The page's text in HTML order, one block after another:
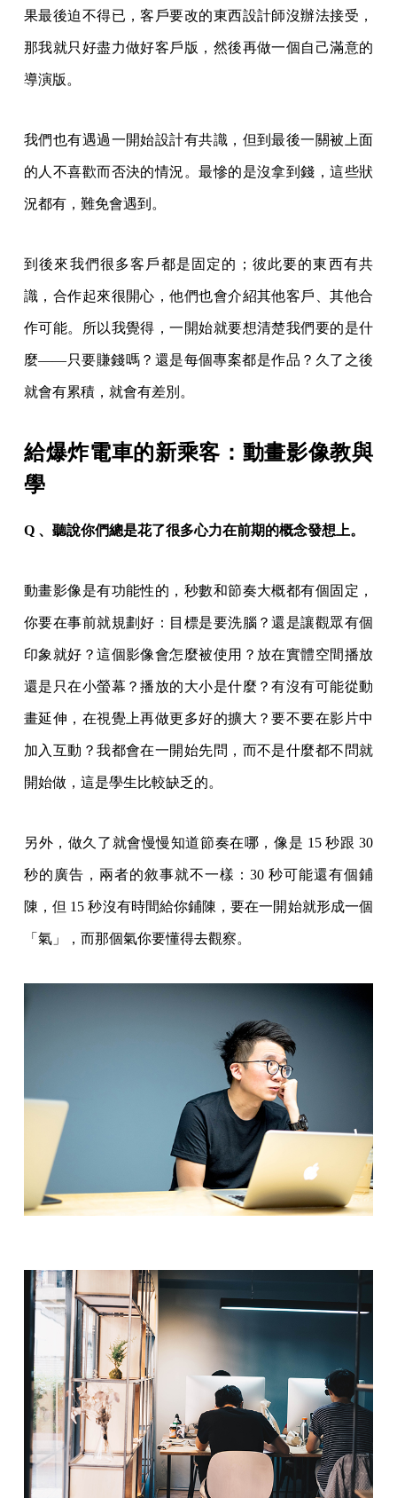
果最後迫不得已，客戶要改的東西設計師沒辦法接受，
那我就只好盡力做好客戶版，然後再做一個自己滿意的
導演版。
我們也有遇過一開始設計有共識，但到最後一關被上面
的人不喜歡而否決的情況。最慘的是沒拿到錢，這些狀
況都有，難免會遇到。
到後來我們很多客戶都是固定的；彼此要的東西有共
識，合作起來很開心，他們也會介紹其他客戶、其他合
作可能。所以我覺得，一開始就要想清楚我們要的是什
麼——只要賺錢嗎？還是每個專案都是作品？久了之後
就會有累積，就會有差別。
給爆炸電車的新乘客：動畫影像教與
學
Q 、聽說你們總是花了很多心力在前期的概念發想上。
動畫影像是有功能性的，秒數和節奏大概都有個固定，
你要在事前就規劃好：目標是要洗腦？還是讓觀眾有個
印象就好？這個影像會怎麼被使用？放在實體空間播放
還是只在小螢幕？播放的大小是什麼？有沒有可能從動
畫延伸，在視覺上再做更多好的擴大？要不要在影片中
加入互動？我都會在一開始先問，而不是什麼都不問就
開始做，這是學生比較缺乏的。
另外，做久了就會慢慢知道節奏在哪，像是 15 秒跟 30
秒的廣告，兩者的敘事就不一樣：30 秒可能還有個鋪
陳，但 15 秒沒有時間給你鋪陳，要在一開始就形成一個
「氣」，而那個氣你要懂得去觀察。